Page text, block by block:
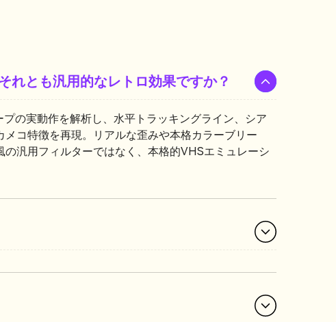
れとも汎用的なレトロ効果ですか？
の実動作を解析し、水平トラッキングライン、シア
コ特徴を再現。リアルな歪みや本格カラーブリー
汎用フィルターではなく、本格的VHSエミュレーシ